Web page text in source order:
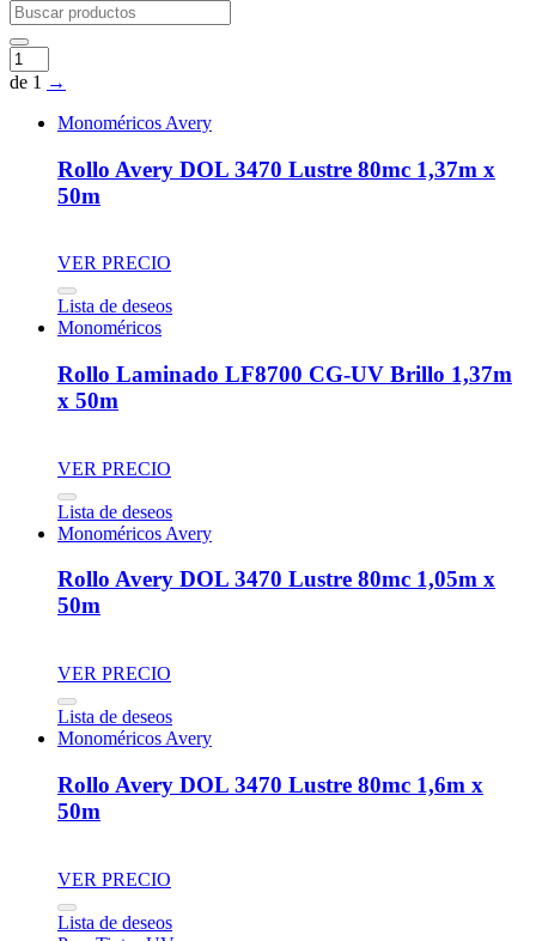
de 1 →
Monoméricos Avery
Rollo Avery DOL 3470 Lustre 80mc 1,37m x
50m
VER PRECIO
Lista de deseos
Monoméricos
Rollo Laminado LF8700 CG-UV Brillo 1,37m
x 50m
VER PRECIO
Lista de deseos
Monoméricos Avery
Rollo Avery DOL 3470 Lustre 80mc 1,05m x
50m
VER PRECIO
Lista de deseos
Monoméricos Avery
Rollo Avery DOL 3470 Lustre 80mc 1,6m x
50m
VER PRECIO
Lista de deseos